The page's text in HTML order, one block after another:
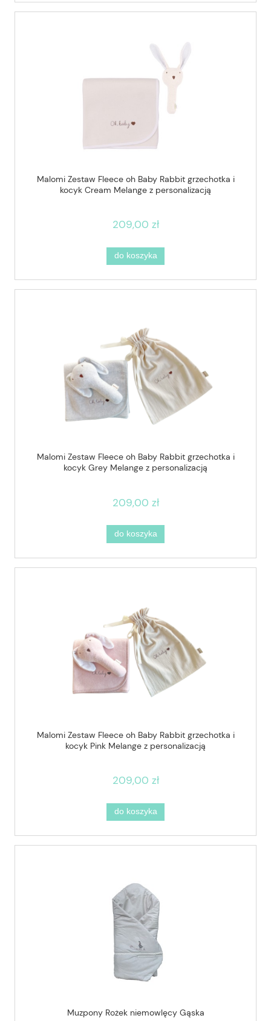
Malomi Zestaw Fleece oh Baby Rabbit grzechotka i
kocyk Cream Melange z personalizacją
209,00 zł
do koszyka
Malomi Zestaw Fleece oh Baby Rabbit grzechotka i
kocyk Grey Melange z personalizacją
209,00 zł
do koszyka
Malomi Zestaw Fleece oh Baby Rabbit grzechotka i
kocyk Pink Melange z personalizacją
209,00 zł
do koszyka
Muzpony Rożek niemowlęcy Gąska